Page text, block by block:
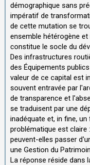
démographique sans
impératif de
de cette mutation se
ensemble hétérogène
constitue le socle du
Des infrastructures
des Équipements
valeur de ce capital est
souvent entravée par
de transparence et
se traduisent par une
inadéquate et, in fine,
problématique est
peuvent-elles passer
une Gestion du
La réponse réside dans